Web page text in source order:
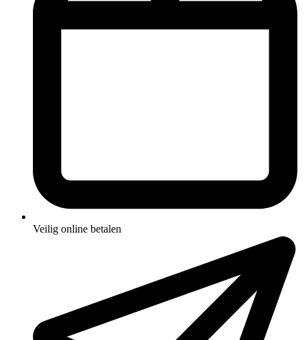
Veilig online betalen